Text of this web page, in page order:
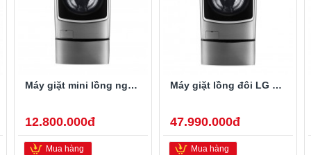
Máy giặt mini lồng ngang Twinwash LG T2735NWLV 3.5Kg
12.800.000đ
Mua hàng
Máy giặt lồng đôi LG TWINWash F2721HTTV/T2735NWLV
47.990.000đ
Mua hàng